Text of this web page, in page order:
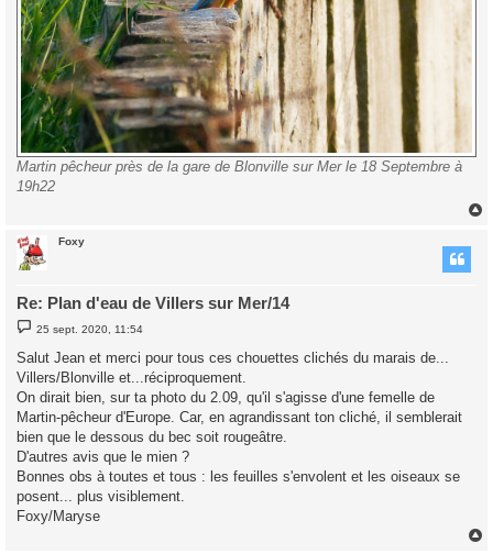
Martin pêcheur près de la gare de Blonville sur Mer le 18 Septembre à
19h22
Foxy
Re: Plan d'eau de Villers sur Mer/14
M
e
s
s
a
e
25 sept. 2020, 11:54
Salut Jean et merci pour tous ces chouettes clichés du marais de...
Villers/Blonville et...réciproquement.
On dirait bien, sur ta photo du 2.09, qu'il s'agisse d'une femelle de
Martin-pêcheur d'Europe. Car, en agrandissant ton cliché, il semblerait
bien que le dessous du bec soit rougeâtre.
D'autres avis que le mien ?
Bonnes obs à toutes et tous : les feuilles s'envolent et les oiseaux se
posent... plus visiblement.
Foxy/Maryse